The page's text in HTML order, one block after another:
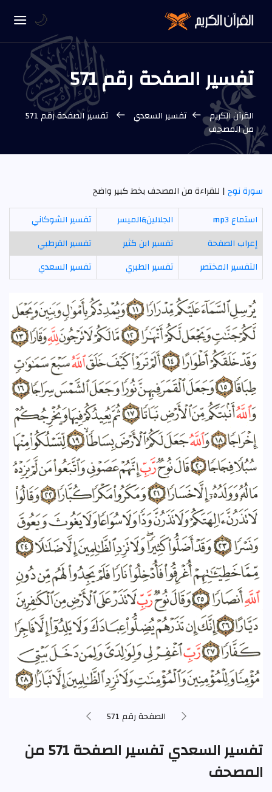
تفسير الصفحة رقم 571
القرآن الكريم تفسير السعدي
تفسير الصفحة رقم 571
من المصحف
سورة نوح| للقراءة من المصحف بخط كبير واضح
استماع mp3
الجلالين&الميسر
تفسير الشوكاني
إعراب الصفحة
تفسير ابن كثير
تفسير القرطبي
التفسير المختصر
تفسير الطبري تفسير السعدي
الصفحة رقم 571
تفسير السعدي تفسير الصفحة 571 من
المصحف
🌙